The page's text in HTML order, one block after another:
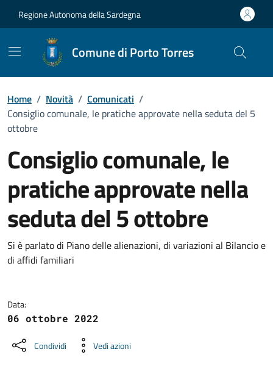
Regione Autonoma della Sardegna
Comune di Porto Torres
Home / Novità / Comunicati /
Consiglio comunale, le pratiche approvate nella seduta del 5
ottobre
Consiglio comunale, le
pratiche approvate nella
seduta del 5 ottobre
Dettagli della notizia
Si è parlato di Piano delle alienazioni, di variazioni al Bilancio e
di affidi familiari
Data:
06 ottobre 2022
Condividi Vedi azioni